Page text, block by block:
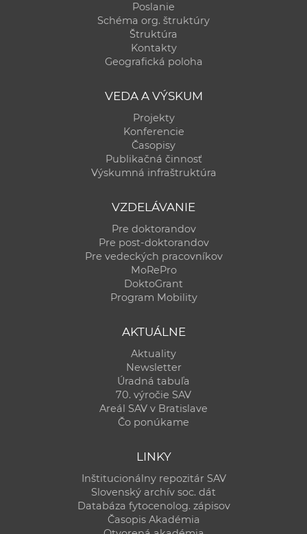
Poslanie
Schéma org. štruktúry
Štruktúra
Kontakty
Geografická poloha
VEDA A VÝSKUM
Projekty
Konferencie
Časopisy
Publikačná činnosť
Výskumná infraštruktúra
VZDELÁVANIE
Pre doktorandov
Pre post-doktorandov
Pre vedeckých pracovníkov
MoRePro
DoktoGrant
Program Mobility
AKTUÁLNE
Aktuality
Newsletter
Úradná tabuľa
70. výročie SAV
Areál SAV v Bratislave
Čo ponúkame
LINKY
Inštitucionálny repozitár SAV
Slovenský archív soc. dát
Databáza fytocenolog. zápisov
Časopis Akadémia